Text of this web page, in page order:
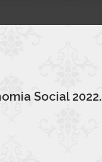
Social 2022.